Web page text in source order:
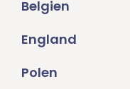
Belgien
England
Polen